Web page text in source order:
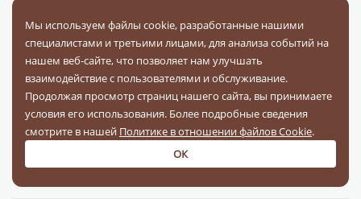
Бесплатно по РФ:
+7-495-150-7757
Адрес
г. Воронеж, ул. Землячки, 15
Мы используем файлы cookie, разработанные нашими
специалистами и третьими лицами, для анализа событий на
нашем веб-сайте, что позволяет нам улучшать
взаимодействие с пользователями и обслуживание.
Продолжая просмотр страниц нашего сайта, вы принимаете
условия его использования. Более подробные сведения
смотрите в нашей Политике в отношении файлов Cookie.
ОК